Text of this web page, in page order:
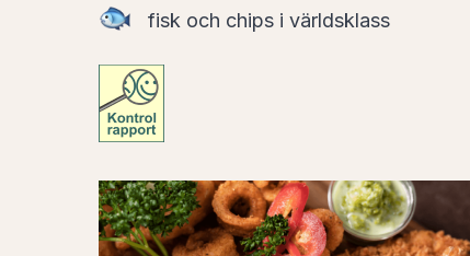
fisk och chips i världsklass
TheFishProject04
(1)